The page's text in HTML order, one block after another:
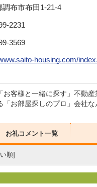
調布市布田1-21-4
2231
3569
housing.com/
お客様と一緒に探す」不動産
「お部屋探しのプロ」会社な
お礼コメント一覧
順]